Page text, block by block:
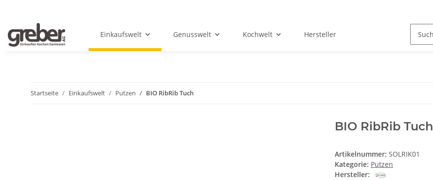
Einkaufswelt Genusswelt Kochwelt Hersteller
Startseite Einkaufswelt Putzen BIO RibRib Tuch
BIO RibRib Tuch
Artikelnummer: SOLRIK01
Kategorie: Putzen
Hersteller: